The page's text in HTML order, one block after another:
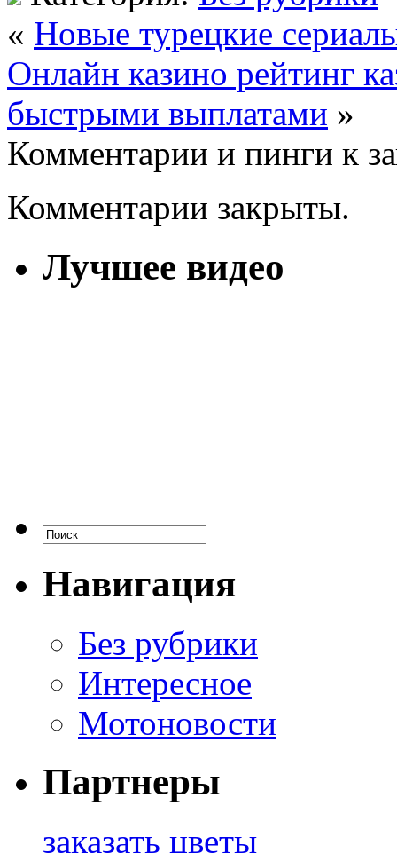
« Новые турецкие
Онлайн казино рейтинг
быстрыми выплатами »
Комментарии и пинги к
Комментарии закрыты.
Лучшее видео
Навигация
Без рубрики
Интересное
Мотоновости
Партнеры
заказать цветы